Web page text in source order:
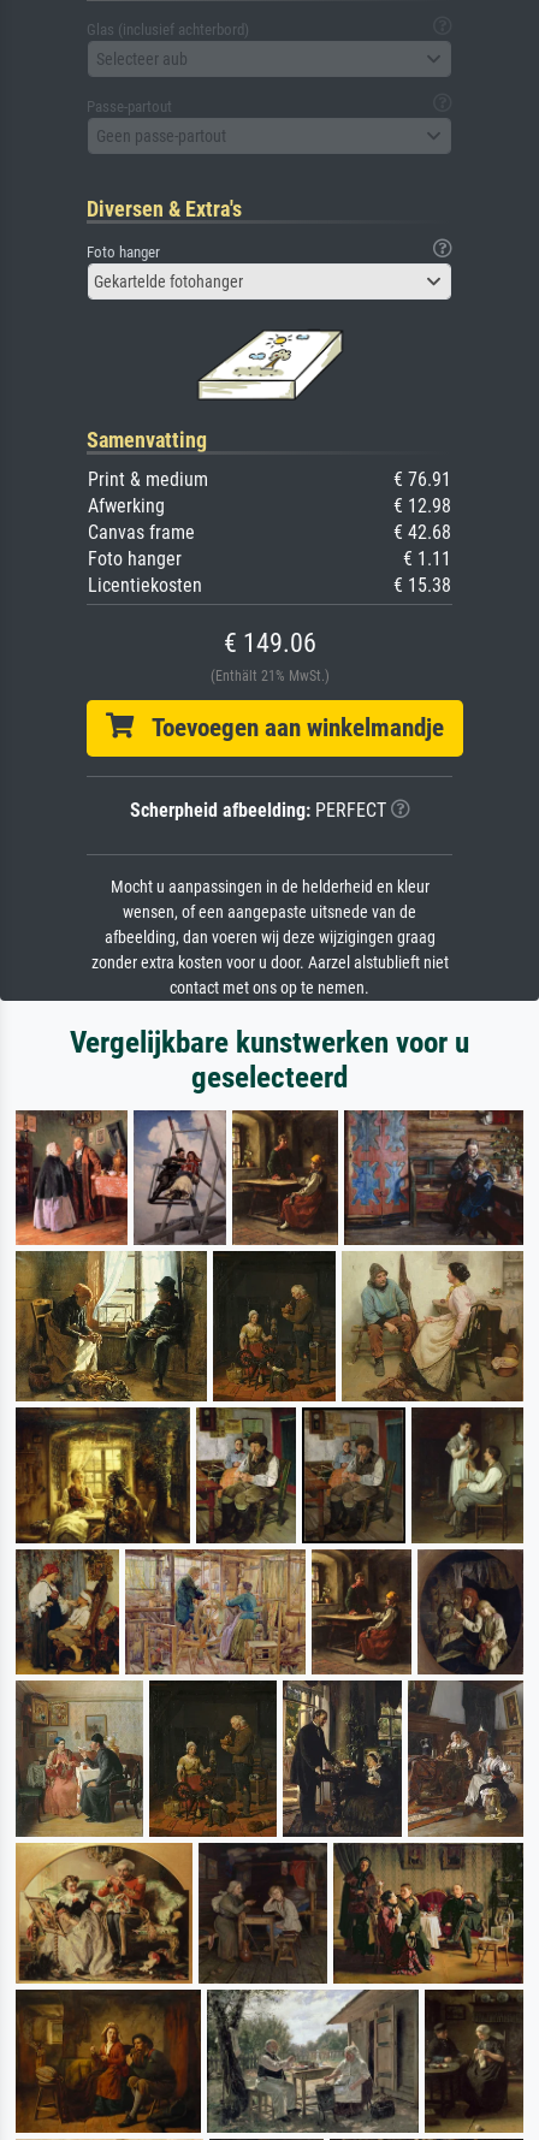
Glas (inclusief achterbord)
Selecteer aub
Passe-partout
Geen passe-partout
Diversen & Extra's
Foto hanger
Gekartelde fotohanger
Samenvatting
Print & medium
€ 76.91
Afwerking
€ 12.98
Canvas frame
€ 42.68
Foto hanger
€ 1.11
Licentiekosten
€ 15.38
€ 149.06
(Enthält 21% MwSt.)
Toevoegen aan winkelmandje
Scherpheid afbeelding:PERFECT
Mocht u aanpassingen in de helderheid en kleur
wensen, of een aangepaste uitsnede van de
afbeelding, dan voeren wij deze wijzigingen graag
zonder extra kosten voor u door. Aarzel alstublieft niet
contact met ons op te nemen.
Vergelijkbare kunstwerken voor u
geselecteerd